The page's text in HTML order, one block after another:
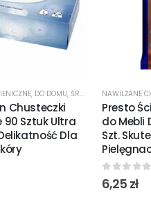
, DO DOMU, ŚRODKI CZYSTOŚCI
Chusteczki
90 Sztuk Ultra
Dla
Presto
do Mebli
Szt.
0out of 5
6,25 zł